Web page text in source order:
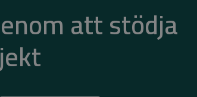
att stödja